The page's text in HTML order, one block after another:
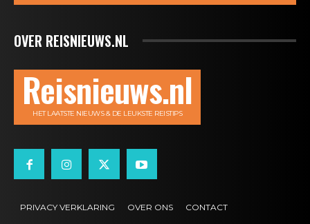
OVER REISNIEUWS.NL
Reisnieuws.nl
HET LAATSTE NIEUWS & DE LEUKSTE REISTIPS
PRIVACY VERKLARING OVER ONS CONTACT